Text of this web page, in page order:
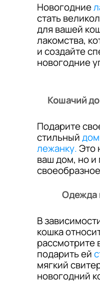
Новогодние
стать
для вашей
лакомства,
и создайте
новогодние
Кошачий
Подарите
стильный
лежанку.Это
ваш дом, но и
Одежда
В
кошка
рассмотрите
подарить ей
мягкий
новогодний